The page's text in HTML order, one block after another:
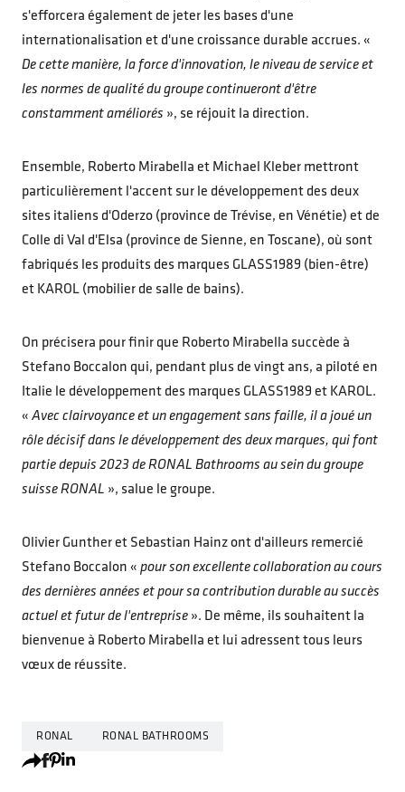
s'efforcera également de jeter les bases d'une
internationalisation et d'une croissance durable accrues. «
De cette manière, la force d'innovation, le niveau de service et
les normes de qualité du groupe continueront d'être
constamment améliorés », se réjouit la direction.
Ensemble, Roberto Mirabella et Michael Kleber mettront
particulièrement l'accent sur le développement des deux
sites italiens d'Oderzo (province de Trévise, en Vénétie) et de
Colle di Val d'Elsa (province de Sienne, en Toscane), où sont
fabriqués les produits des marques GLASS1989 (bien-être)
et KAROL (mobilier de salle de bains).
On précisera pour finir que Roberto Mirabella succède à
Stefano Boccalon qui, pendant plus de vingt ans, a piloté en
Italie le développement des marques GLASS1989 et KAROL.
« Avec clairvoyance et un engagement sans faille, il a joué un
rôle décisif dans le développement des deux marques, qui font
partie depuis 2023 de RONAL Bathrooms au sein du groupe
suisse RONAL », salue le groupe.
Olivier Gunther et Sebastian Hainz ont d'ailleurs remercié
Stefano Boccalon « pour son excellente collaboration au cours
des dernières années et pour sa contribution durable au succès
actuel et futur de l'entreprise ». De même, ils souhaitent la
bienvenue à Roberto Mirabella et lui adressent tous leurs
vœux de réussite.
RONAL RONAL BATHROOMS